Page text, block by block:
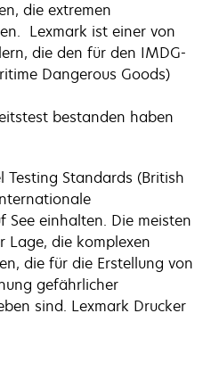
die extremen
Lexmark ist einer von
die den für den IMDG-
Dangerous Goods)
bestanden haben
Testing Standards (British
einhalten. Die meisten
Lage, die komplexen
die für die Erstellung von
gefährlicher
sind. Lexmark Drucker